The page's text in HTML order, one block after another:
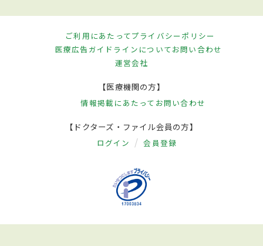
ご利用にあたってプライバシーポリシー
医療広告ガイドラインについてお問い合わせ
運営会社
【医療機関の方】
情報掲載にあたって お問い合わせ
【ドクターズ・ファイル会員の方】
ログイン 会員登録